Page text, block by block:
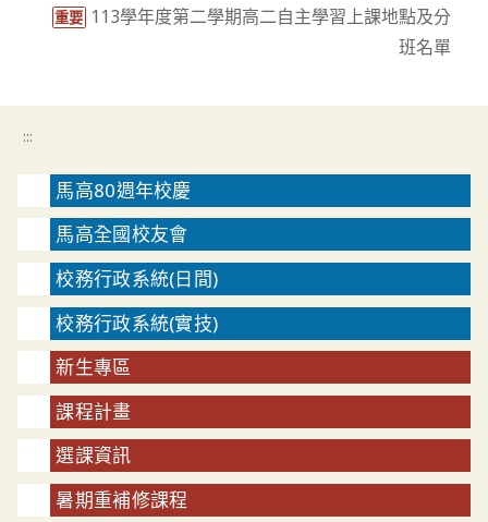
重要 113學年度第二學期高二自主學習上課地點及分
班名單
:::
馬高80週年校慶
馬高全國校友會
校務行政系統(日間)
校務行政系統(實技)
新生專區
課程計畫
選課資訊
暑期重補修課程